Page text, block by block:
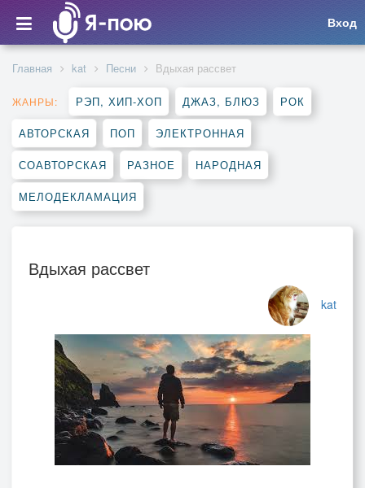
Вход
Главная kat Песни Вдыхая рассвет
ЖАНРЫ: РЭП, ХИП-ХОП ДЖАЗ, БЛЮЗ РОК
АВТОРСКАЯ ПОП ЭЛЕКТРОННАЯ
СОАВТОРСКАЯ РАЗНОЕ НАРОДНАЯ
МЕЛОДЕКЛАМАЦИЯ
Вдыхая рассвет
kat